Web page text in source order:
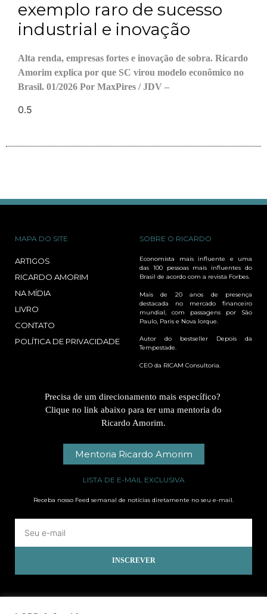
exemplo raro de sucesso
industrial e inovação
Alta renda, empresas fortes e inovação de sobra. Ricardo
Amorim explica por que SC virou modelo econômico no
Brasil. 01/2026 Por MaxPires / JDV –
MAPA DO SITE
ARTIGOS
RICARDO AMORIM
NA MÍDIA
LIVRO
CONTATO
POLÍTICA DE PRIVACIDADE
SOBRE O RICARDO
Economista mais influente e uma
das 100 pessoas mais influentes do
Brasil de acordo com a revista Forbes.
Mais de 20 anos de presença
destacada no mercado financeiro
mundial, com passagens por São
Paulo, Paris e Nova Iorque.
Autor do bestseller Depois da
Tempestade.
CEO da RICAM Consultoria.
Precisa de um direcionamento mais específico?
Clique no link abaixo para ter uma mentoria do
Ricardo Amorim.
Mentoria Ricardo Amorim
LISTA DE E-MAIL EXCLUSIVA
Receba nosso Feed semanal de notícias diretamente no seu e-mail.
INSCREVER